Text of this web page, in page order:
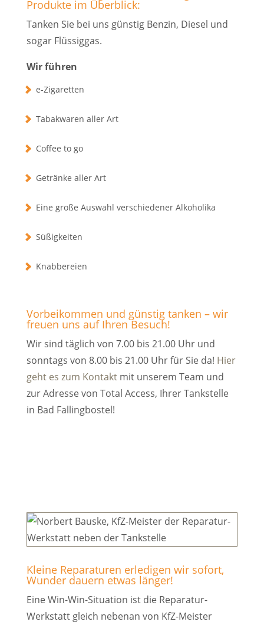
Produkte im Überblick:
Tanken Sie bei uns günstig Benzin, Diesel und
sogar Flüssiggas.
Wir führen
e-Zigaretten
Tabakwaren aller Art
Coffee to go
Getränke aller Art
Eine große Auswahl verschiedener Alkoholika
Süßigkeiten
Knabbereien
Vorbeikommen und günstig tanken – wir
freuen uns auf Ihren Besuch!
Wir sind täglich von 7.00 bis 21.00 Uhr und
sonntags von 8.00 bis 21.00 Uhr für Sie da! Hier
geht es zum Kontaktmit unserem Team und
zur Adresse von Total Access, Ihrer Tankstelle
in Bad Fallingbostel!
Kleine Reparaturen erledigen wir sofort,
Wunder dauern etwas länger!
Eine Win-Win-Situation ist die Reparatur-
Werkstatt gleich nebenan von KfZ-Meister